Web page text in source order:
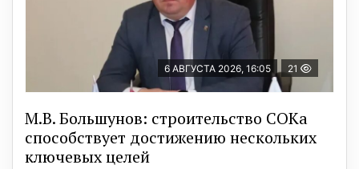
6 АВГУСТА 2026, 16:05 21
М.В. Большунов: строительство СОКа
способствует достижению нескольких
ключевых целей